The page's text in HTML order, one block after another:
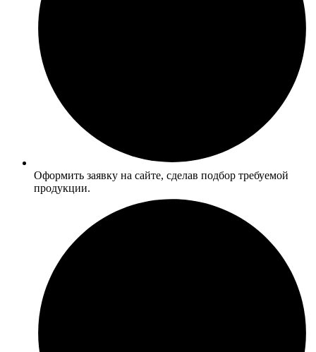
Оформить заявку на сайте, сделав подбор требуемой
продукции.